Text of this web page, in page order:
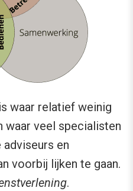
waar relatief weinig
waar veel specialisten
en
voorbij lijken te gaan.
.